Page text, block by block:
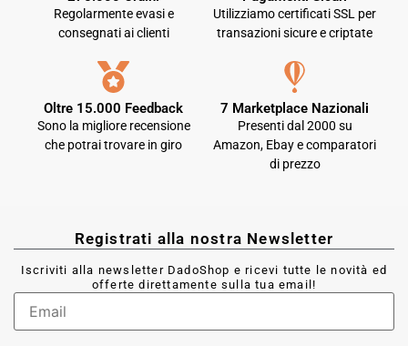
Regolarmente evasi e
consegnati ai clienti
Utilizziamo certificati SSL per
transazioni sicure e criptate
Oltre 15.000 Feedback
Sono la migliore recensione
che potrai trovare in giro
7 Marketplace Nazionali
Presenti dal 2000 su
Amazon, Ebay e comparatori
di prezzo
Registrati alla nostra Newsletter
Iscriviti alla newsletter DadoShop e ricevi tutte le novità ed
offerte direttamente sulla tua email!